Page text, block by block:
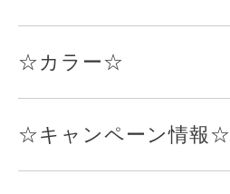
☆カラー☆
☆キャンペーン情報☆